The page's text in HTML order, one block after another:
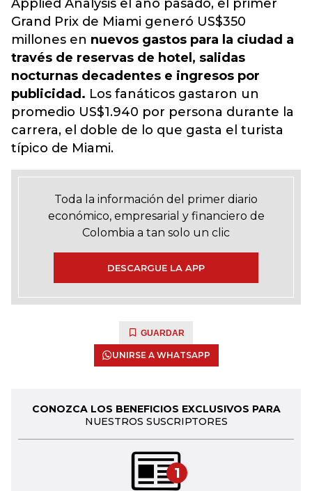
Applied Analysis el año pasado, el primer
Grand Prix de Miami generó US$350
millones en nuevos gastos para la ciudad a
través de reservas de hotel, salidas
nocturnas decadentes e ingresos por
publicidad. Los fanáticos gastaron un
promedio US$1.940 por persona durante la
carrera, el doble de lo que gasta el turista
típico de Miami.
Toda la información del primer diario
económico, empresarial y financiero de
Colombia a tan solo un clic
DESCARGUE LA APP
GUARDAR
UNIRSE A WHATSAPP
CONOZCA LOS BENEFICIOS EXCLUSIVOS PARA
NUESTROS SUSCRIPTORES
1